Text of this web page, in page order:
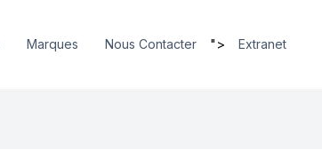
Marques Nous Contacter "> Extranet